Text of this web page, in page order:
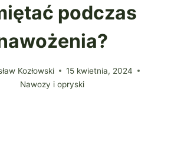
podczas
Kozłowski
15 kwietnia, 2024
Nawozy i opryski